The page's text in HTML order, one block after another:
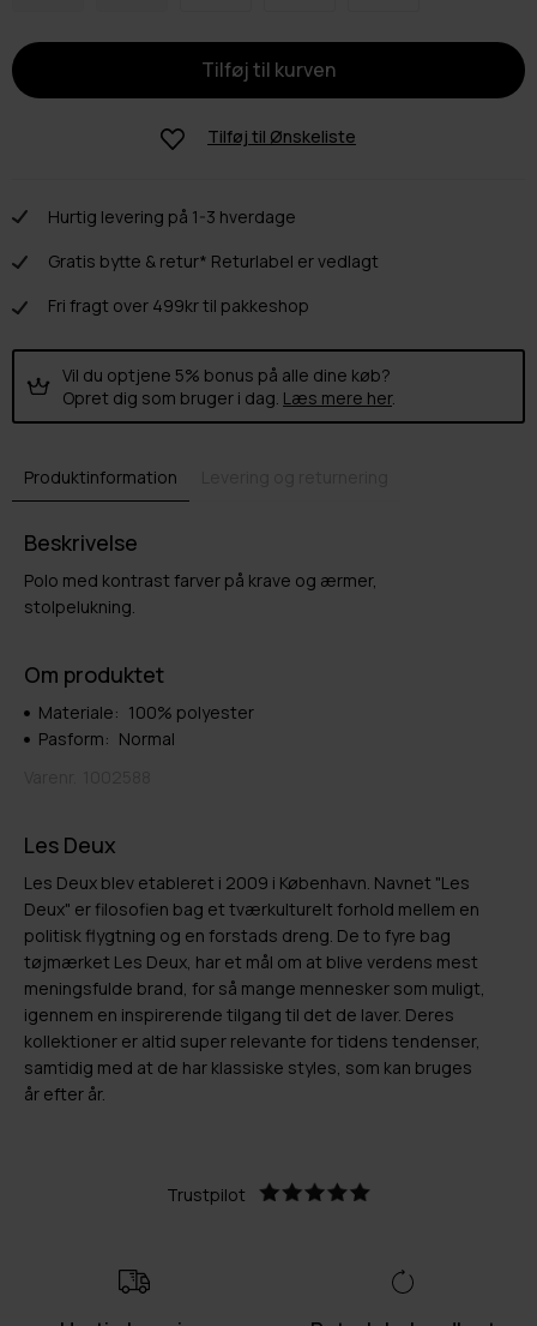
Tilføj til Ønskeliste
Hurtig levering på 1-3 hverdage
Gratis bytte & retur* Returlabel er vedlagt
Fri fragt over 499kr til pakkeshop
Vil du optjene 5% bonus på alle dine køb?
Opret dig som bruger i dag. Læs mere her.
Produktinformation
Beskrivelse
Polo med kontrast farver på krave og ærmer,
stolpelukning.
Om produktet
Materiale: 100% polyester
Pasform: Normal
Les Deux
Les Deux blev etableret i 2009 i København. Navnet "Les
Deux" er filosofien bag et tværkulturelt forhold mellem en
politisk flygtning og en forstads dreng. De to fyre bag
tøjmærket Les Deux, har et mål om at blive verdens mest
meningsfulde brand, for så mange mennesker som muligt,
igennem en inspirerende tilgang til det de laver. Deres
kollektioner er altid super relevante for tidens tendenser,
samtidig med at de har klassiske styles, som kan bruges
år efter år.
Trustpilot